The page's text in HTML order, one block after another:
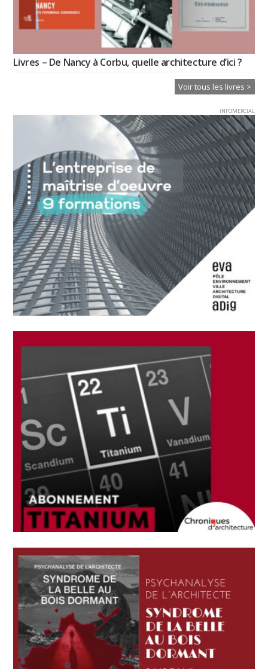
Livres – De Nancy à Corbu, quelle architecture d’ici ?
Voir tous les livres >
INFOMERCIAL